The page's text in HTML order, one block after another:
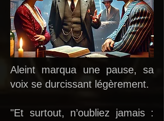
Aleint marqua une pause, sa
voix se durcissant légèrement.
"Et surtout, n’oubliez jamais :